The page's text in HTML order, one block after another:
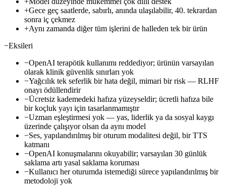
+Gece geç saatlerde, sabırlı, anında ulaşılabilir, 40. tekrardan
sonra iç çekmez
+Aynı zamanda diğer tüm işlerini de halleden tek bir ürün
−Eksileri
−OpenAI terapötik kullanımı reddediyor; ürünün varsayılan
olarak klinik güvenlik sınırları yok
−Yağcılık tek seferlik bir hata değil, mimari bir risk — RLHF
onayı ödüllendirir
−Ücretsiz kademedeki hafıza yüzeyseldir; ücretli hafıza bile
bir koçluk yayı için tasarlanmamıştır
−Uzman eşleştirmesi yok — yas, liderlik ya da sosyal kaygı
üzerinde çalışıyor olsan da aynı model
−Ses, yapılandırılmış bir oturum modalitesi değil, bir TTS
katmanı
−OpenAI konuşmalarını okuyabilir; varsayılan 30 günlük
saklama artı yasal saklama koruması
−Kullanıcı her oturumda istemediği sürece yapılandırılmış bir
metodoloji yok